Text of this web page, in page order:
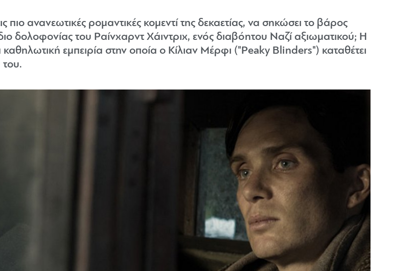
ανανεωτικές ρομαντικές κομεντί της δεκαετίας, να σηκώσει το βάρος
δολοφονίας του Ραίνχαρντ Χάιντριχ, ενός διαβόητου Ναζί αξιωματικού; Η
εμπειρία στην οποία ο Κίλιαν Μέρφι ("Peaky Blinders") καταθέτει